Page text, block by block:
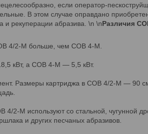
если оператор-
В этом случае оправдано
и рекуперации абразива. \n \nРазличия
4/2-М больше, чем СОВ 4-М.
кВт, а СОВ 4-М — 5,5 кВт.
Размеры картриджа в СОВ 4/2-М — 90
4/2-М используют со стальной, чугунной
и других песчаных абразивов.